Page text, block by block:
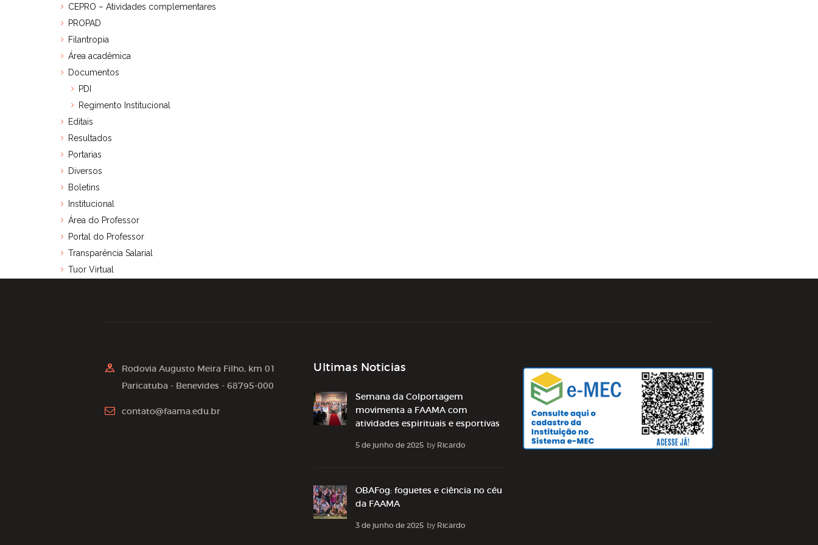
CEPRO – Atividades complementares
PROPAD
Filantropia
Área acadêmica
Documentos
PDI
Regimento Institucional
Editais
Resultados
Portarias
Diversos
Boletins
Institucional
Área do Professor
Portal do Professor
Transparência Salarial
Tuor Virtual
Rodovia Augusto Meira Filho, km 01
Paricatuba - Benevides - 68795-000
contato@faama.edu.br
Ultimas Noticias
Semana da Colportagem
movimenta a FAAMA com
atividades espirituais e esportivas
5 de junho de 2025 by Ricardo
OBAFog: foguetes e ciência no céu
da FAAMA
3 de junho de 2025 by Ricardo